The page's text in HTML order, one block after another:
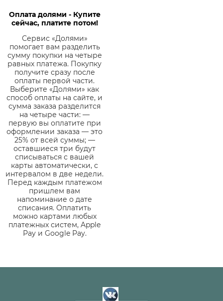
Оплата долями - Купите
сейчас, платите потом!
Сервис «Долями»
помогает вам разделить
сумму покупки на четыре
равных платежа. Покупку
получите сразу после
оплаты первой части.
Выберите «Долями» как
способ оплаты на сайте, и
сумма заказа разделится
на четыре части: —
первую вы оплатите при
оформлении заказа — это
25% от всей суммы; —
оставшиеся три будут
списываться с вашей
карты автоматически, с
интервалом в две недели.
Перед каждым платежом
пришлем вам
напоминание о дате
списания. Оплатить
можно картами любых
платежных систем, Apple
Pay и Google Pay.